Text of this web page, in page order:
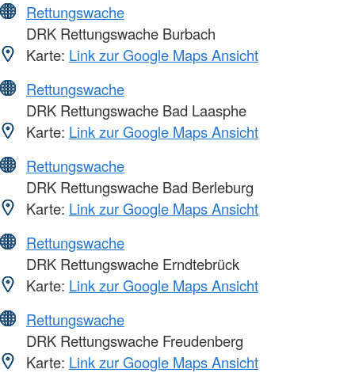
Rettungswache
DRK Rettungswache Burbach
Karte: Link zur Google Maps Ansicht
Rettungswache
DRK Rettungswache Bad Laasphe
Karte: Link zur Google Maps Ansicht
Rettungswache
DRK Rettungswache Bad Berleburg
Karte: Link zur Google Maps Ansicht
Rettungswache
DRK Rettungswache Erndtebrück
Karte: Link zur Google Maps Ansicht
Rettungswache
DRK Rettungswache Freudenberg
Karte: Link zur Google Maps Ansicht